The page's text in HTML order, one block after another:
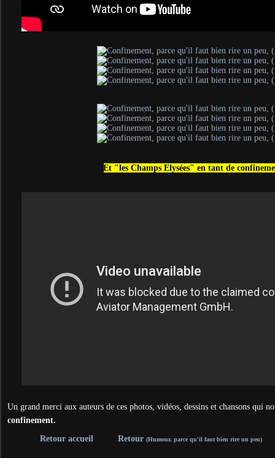
Et "les Champs Elysées" en tant de
Un grand merci aux auteurs de ces photos, vidéos, dessins et chansons qui
confinement.
Retour accueil
Retour(Humour, parce qu'il faut bien rire un peu)